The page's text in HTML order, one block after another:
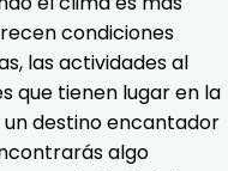
condiciones
las actividades al
que tienen lugar en la
un destino encantador
algo